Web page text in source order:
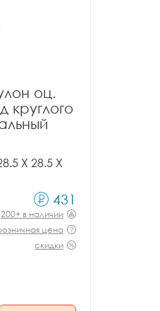
оц.
круглого
X 28.5 X
431
200+ в наличии
цена
скидки